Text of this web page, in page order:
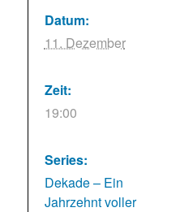
Datum:
11. Dezember
Zeit:
19:00
Series:
Dekade – Ein
Jahrzehnt voller